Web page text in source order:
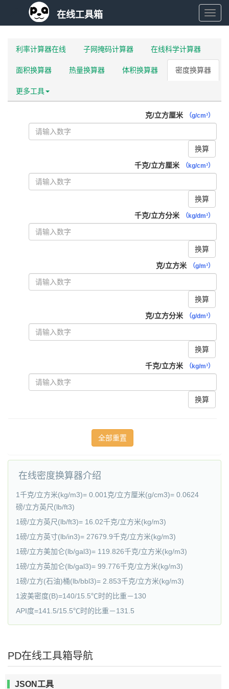
在
工
箱
在线工具箱
利率计算器在线 子网掩码计算器 在线科学计算器
面积换算器 热量换算器 体积换算器 密度换算器
更多工具
克/立方厘米 （g/cm³）
换算
千克/立方厘米
（kg/cm³）
换算
千克/立方分米
（kg/dm³）
换算
克/立方米
（g/m³）
换算
克/立方分米
（g/dm³）
换算
千克/立方米
（kg/m³）
换算
在线密度换算器介绍
1千克/立方米(kg/m3)= 0.001克/立方厘米(g/cm3)= 0.0624
磅/立方英尺(lb/ft3)
1磅/立方英尺(lb/ft3)= 16.02千克/立方米(kg/m3)
1磅/立方英寸(lb/in3)= 27679.9千克/立方米(kg/m3)
1磅/立方美加仑(lb/gal3)= 119.826千克/立方米(kg/m3)
1磅/立方英加仑(lb/gal3)= 99.776千克/立方米(kg/m3)
1磅/立方(石油)桶(lb/bbl3)= 2.853千克/立方米(kg/m3)
1波美密度(B)=140/15.5℃时的比重－130
API度=141.5/15.5℃时的比重－131.5
PD在线工具箱导航
JSON工具